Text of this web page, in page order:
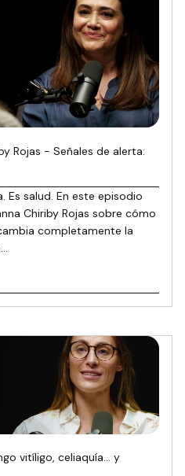
Rojas - Señales de alerta:
Es salud. En este episodio
Chiriby Rojas sobre cómo
completamente la
vitíligo, celiaquía… y